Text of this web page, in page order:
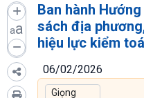
aa
Ban hành
sách địa
hiệu lực kiểm
06/02/2026